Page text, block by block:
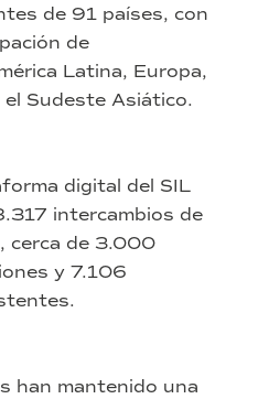
de 91 países, con
de
Latina, Europa,
Sudeste Asiático.
digital del SIL
intercambios de
cerca de 3.000
y 7.106
han mantenido una